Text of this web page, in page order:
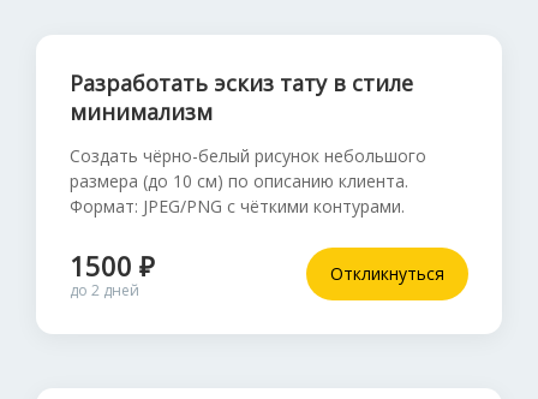
Разработать эскиз тату в стиле
минимализм
Создать чёрно-белый рисунок небольшого
размера (до 10 см) по описанию клиента.
Формат: JPEG/PNG с чёткими контурами.
1500 ₽
до 2 дней
Откликнуться